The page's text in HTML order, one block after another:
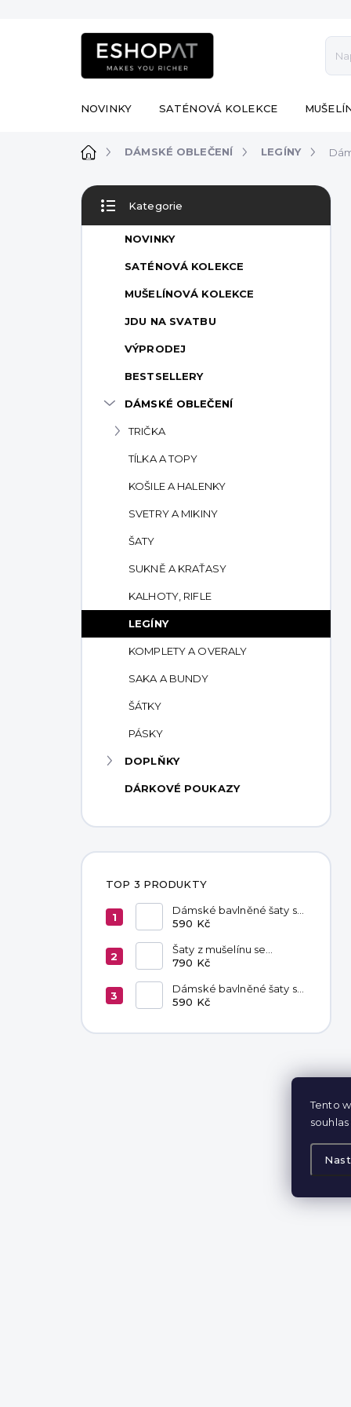
Tento
NOVINKY SATÉNOVÁ KOLEKCE
DomůDÁMSKÉ OBLEČENÍ LEGÍNY
P
s
kategorie
Kategorie
NOVINKY
SATÉNOVÁ KOLEKCE
MUŠELÍNOVÁ KOLEKCE
JDU NA SVATBU
VÝPRODEJ
BESTSELLERY
DÁMSKÉ OBLEČENÍ
TRIČKA
TÍLKA A TOPY
KOŠILE A HALENKY
SVETRY A MIKINY
ŠATY
SUKNĚ A KRAŤASY
KALHOTY, RIFLE
LEGÍNY
KOMPLETY A OVERALY
SAKA A BUNDY
ŠÁTKY
PÁSKY
DOPLŇKY
DÁRKOVÉ POUKAZY
TOP 3 PRODUKTY
Dámské bavlněné šaty s
kapsami Red
590 Kč
Šaty z mušelínu se
zavazováním v pase
790 Kč
Dámské bavlněné šaty s
kapsami Chocolate
590 Kč